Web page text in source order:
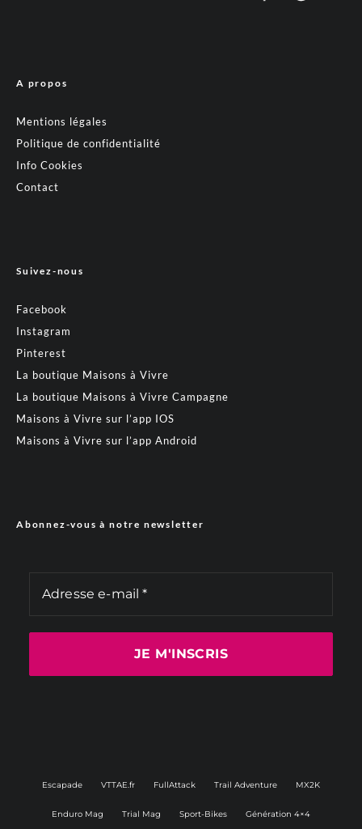
A propos
Mentions légales
Politique de confidentialité
Info Cookies
Contact
Suivez-nous
Facebook
Instagram
Pinterest
La boutique Maisons à Vivre
La boutique Maisons à Vivre Campagne
Maisons à Vivre sur l’app IOS
Maisons à Vivre sur l’app Android
Abonnez-vous à notre newsletter
Escapade VTTAE.fr FullAttack Trail Adventure MX2K
Enduro Mag Trial Mag Sport-Bikes Génération 4×4